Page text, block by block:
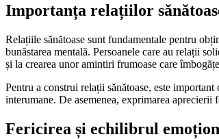
Importanța relațiilor
Relațiile sănătoase sunt fundamentale pentru
bunăstarea mentală. Persoanele care au relații
și la crearea unor amintiri frumoase care
Pentru a construi relații sănătoase, este
interumane. De asemenea, exprimarea
Fericirea și echilibrul